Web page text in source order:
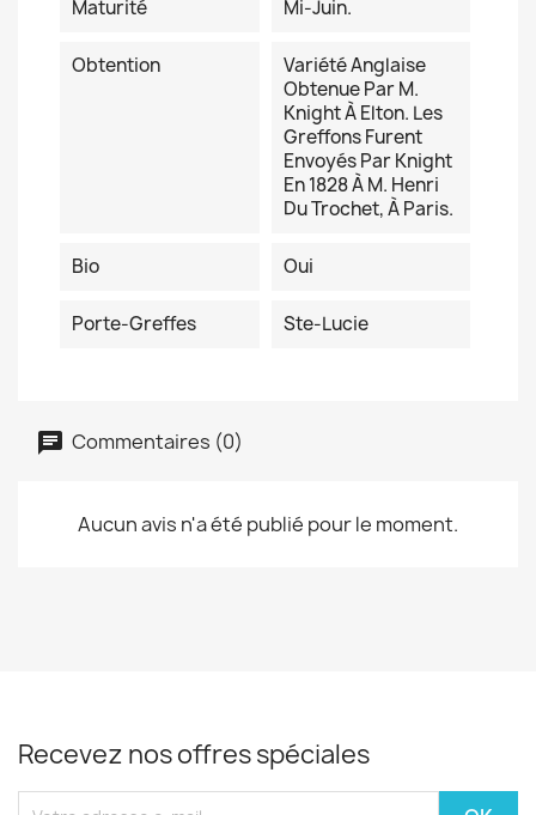
Maturité
Mi-Juin.
Obtention
Variété Anglaise
Obtenue Par M.
Knight À Elton. Les
Greffons Furent
Envoyés Par Knight
En 1828 À M. Henri
Du Trochet, À Paris.
Bio Oui
Porte-Greffes Ste-Lucie
Commentaires (0)
Aucun avis n'a été publié pour le moment.
Recevez nos offres spéciales